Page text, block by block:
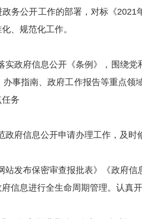
务公开工作的部署，对标《2021
、规范化工作。
实政府信息公开《条例》， 围绕党
事指南、政府工作报告等重点领
务
府信息公开申请办理工作，及时
站发布保密审查报批表》《政府
信息进行全生命周期管理。认真